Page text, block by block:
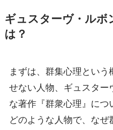
ギュスターヴ・ルボ
は？
まずは、群集心理とい
せない人物、ギュスター
な著作『群衆心理』に
どのような人物で、な